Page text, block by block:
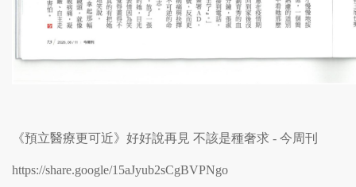
《預立醫療更可近》好好說再見 不該是種奢求 - 今周刊
https://share.google/15aJyub2sCgBVPNgo